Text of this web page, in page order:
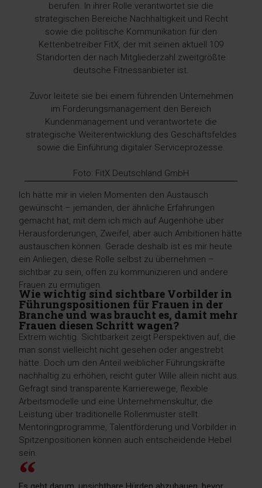
berufen. In ihrer Rolle verantwortet sie die
strategischen Bereiche Nachhaltigkeit und Recht
sowie die politische Kommunikation für den
Kettenbetreiber FitX, der mit seinen aktuell 109
Standorten der nach Mitgliederzahl zweitgrößte
deutsche Fitnessanbieter ist.
Zuvor leitete sie bei einem führenden Unternehmen
im Forderungsmanagement den Bereich
Kundenmanagement und verantwortete die
strategische Weiterentwicklung des Geschäftsfeldes
sowie die Einführung digitaler Serviceprozesse.
Foto: FitX Deutschland GmbH
Ich hätte mir in vielen Momenten den Austausch
gewünscht – jemanden, der ähnliche Erfahrungen
gemacht hat, mit dem ich mich auf Augenhöhe über
Herausforderungen, Zweifel, aber auch Ambitionen hätte
austauschen können. Gerade deshalb ist es mir heute
ein Anliegen, diese Rolle selbst zu übernehmen –
sichtbar zu sein, offen zu kommunizieren und andere
Frauen zu ermutigen.
Wie wichtig sind sichtbare Vorbilder in
Führungspositionen für Frauen in der
Branche und was braucht es, damit mehr
Frauen diesen Schritt wagen?
Extrem wichtig. Sichtbarkeit zeigt Perspektiven auf, die
man sonst vielleicht nicht gesehen oder angestrebt
hätte. Doch um den Anteil weiblicher Führungskräfte
nachhaltig zu erhöhen, reicht guter Wille allein nicht aus.
Gefragt sind transparente Karrierewege, flexible
Arbeitsmodelle und eine Unternehmenskultur, die
Leistung über traditionelle Rollenmuster stellt.
Mentoringprogramme, Talentförderung und Vorbilder in
Spitzenpositionen können auch entscheidende Hebel
sein.